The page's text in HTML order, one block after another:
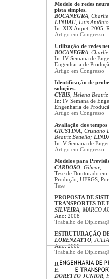
Modelo de redes
pista simples.
BOCANEGRA ,
LINDAU, Luis
In: XIX Anpet, 2005,
Artigo em Congresso
Utilização de redes
BOCANEGRA ,
In: IV Semana de
Engenharia de
Artigo em Congresso
Identificação de
soluções.
CYBIS , Helena
In: IV Semana de
Engenharia de
Artigo em Congresso
Avaliação dos
GIUSTINA , Cristiano
Beatriz Bettella;
In: V Semana de
Artigo em Congresso
Modelos para
CARDOSO , Gilmar;
Tese de Doutorado
Produção, UFRGS,
Tese
PROPOSTA DE
TRANSPORTES DE
SILVEIRA , MARCO
Ano: 2008
Trabalho de
ESTRUTURAÇÃO
LORENZATTO ,
Ano: 2008
Trabalho de
EXPEDIÇÃO DE
DORETTO JUNIOR ,